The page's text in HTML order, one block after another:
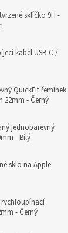
sklíčko 9H -
kabel USB-C /
QuickFit řemínek
22mm - Černý
jednobarevný
- Bílý
sklo na Apple
- Černý